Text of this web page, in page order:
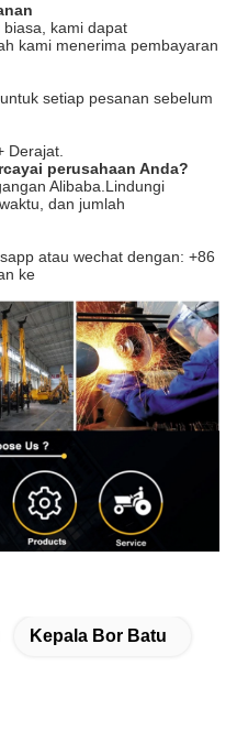
kami dapat
kami menerima pembayaran
setiap pesanan sebelum
Derajat.
perusahaan Anda?
Alibaba.Lindungi
dan jumlah
atau wechat dengan: +86
ke
Kepala Bor Batu